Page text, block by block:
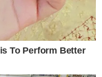
To Perform Better